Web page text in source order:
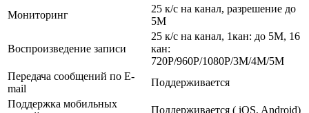
Мониторинг
25 к/с на канал, разрешение до
5M
Воспроизведение записи
25 к/с на канал, 1кан: до 5М, 16
кан:
720P/960P/1080P/3М/4М/5М
Передача сообщений по E-
mail
Поддерживается
Поддержка мобильных
Поддерживается ( iOS, Android)